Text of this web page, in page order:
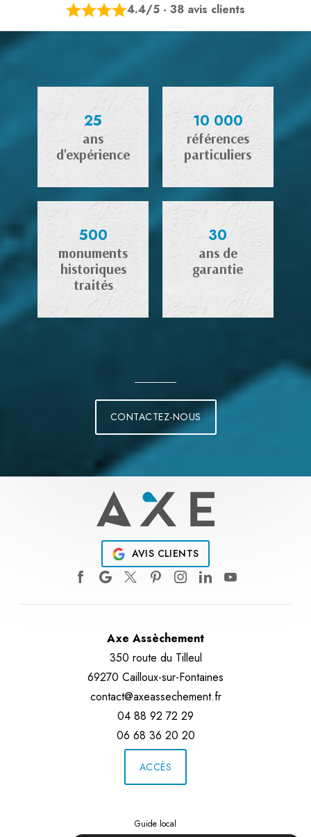
4.4/5 - 38 avis clients
25
ans
d'expérience
10 000
références
particuliers
500
monuments
historiques
traités
30
ans de
garantie
CONTACTEZ-NOUS
AVIS CLIENTS
Axe Assèchement
350 route du Tilleul
69270 Cailloux-sur-Fontaines
contact@axeassechement.fr
04 88 92 72 29
06 68 36 20 20
ACCÈS
Guide local